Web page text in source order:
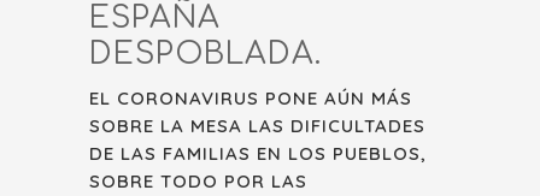
ESPAÑA
DESPOBLADA.
EL CORONAVIRUS PONE AÚN MÁS
SOBRE LA MESA LAS DIFICULTADES
DE LAS FAMILIAS EN LOS PUEBLOS,
SOBRE TODO POR LAS